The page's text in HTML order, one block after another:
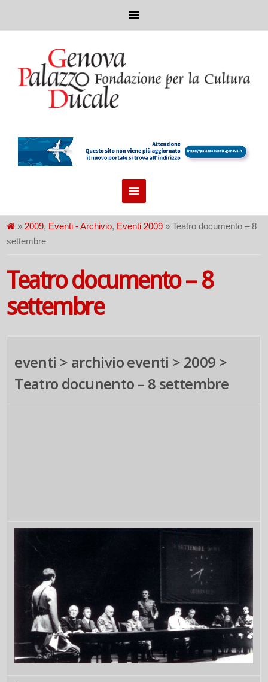
» 2009, Eventi - Archivio, Eventi 2009 » Teatro documento – 8
settembre
Teatro documento – 8
settembre
eventi > archivio eventi > 2009 >
Teatro docunento – 8 settembre